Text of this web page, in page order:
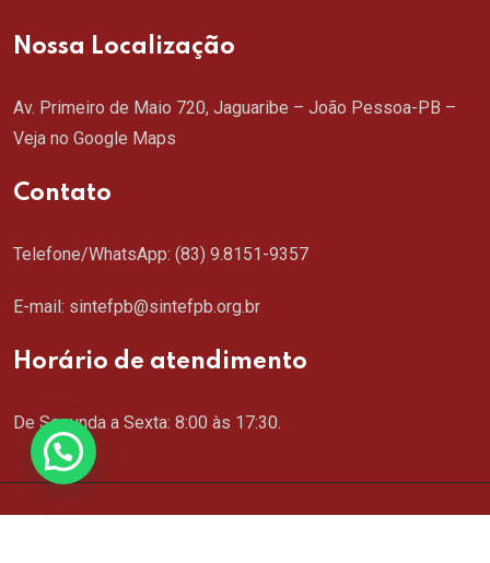
Nossa Localização
Av. Primeiro de Maio 720, Jaguaribe – João Pessoa-PB –
Veja no Google Maps
Contato
Telefone/WhatsApp: (83) 9.8151-9357
E-mail: sintefpb@sintefpb.org.br
Horário de atendimento
De Segunda a Sexta: 8:00 às 17:30.